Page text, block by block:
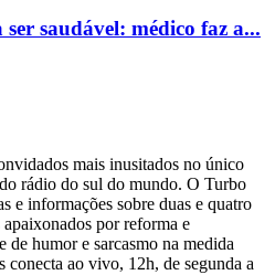
saudável: médico faz a...
mais inusitados no único
rádio do sul do mundo. O Turbo
e informações sobre duas e quatro
por reforma e
de humor e sarcasmo na medida
conecta ao vivo, 12h, de segunda a